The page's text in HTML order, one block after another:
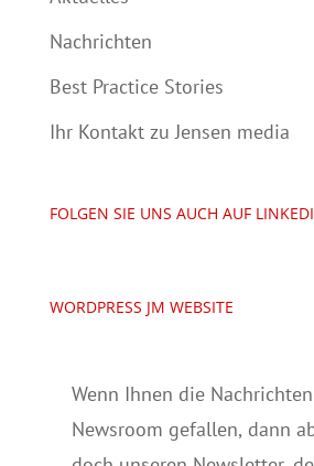
Nachrichten
Best Practice Stories
Ihr Kontakt zu Jensen media
FOLGEN SIE UNS AUCH AUF
WORDPRESS JM WEBSITE
Wenn Ihnen die
Newsroom gefallen, dann